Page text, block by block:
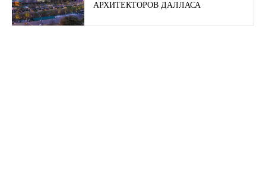
АРХИТЕКТОРОВ ДАЛЛАСА